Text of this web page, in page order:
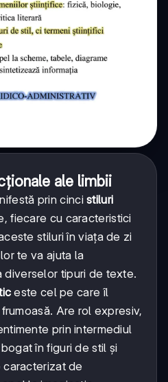
ale limbii
prin cincistiluri
fiecare cu caracteristici
stiluri în viața de zi
te va ajuta la
diverselor tipuri de texte.
este cel pe care îl
Are rol expresiv,
prin intermediul
în figuri de stil și
caracterizat de